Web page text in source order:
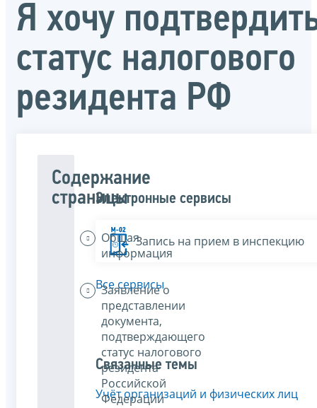
Я хочу
статус налогового
резидента РФ
Содержание
страницы
Общая
информация
Заявление о
представлении
документа,
подтверждающего
статус налогового
резидента
Российской
Федерации
Электронные сервисы
Запись на прием в инспекцию
Все сервисы
Связанные темы
Учёт организаций и физических лиц